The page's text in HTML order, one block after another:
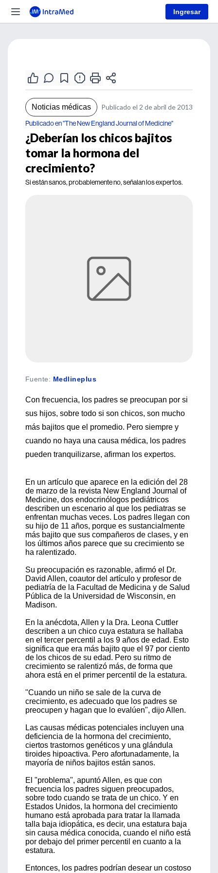
Ingresar
Noticias médicas Publicado el 2 de abril de 2013
Publicado en "The New England Journal of Medicine"
¿Deberían los chicos bajitos
tomar la hormona del
crecimiento?
Si están sanos, probablemente no, señalan los expertos.
Fuente: Medlineplus
Con frecuencia, los padres se preocupan por si
sus hijos, sobre todo si son chicos, son mucho
más bajitos que el promedio. Pero siempre y
cuando no haya una causa médica, los padres
pueden tranquilizarse, afirman los expertos.
En un artículo que aparece en la edición del 28
de marzo de la revista New England Journal of
Medicine, dos endocrinólogos pediátricos
describen un escenario al que los pediatras se
enfrentan muchas veces. Los padres llegan con
su hijo de 11 años, porque es sustancialmente
más bajito que sus compañeros de clases, y en
los últimos años parece que su crecimiento se
ha ralentizado.
Su preocupación es razonable, afirmó el Dr.
David Allen, coautor del artículo y profesor de
pediatría de la Facultad de Medicina y de Salud
Pública de la Universidad de Wisconsin, en
Madison.
En la anécdota, Allen y la Dra. Leona Cuttler
describen a un chico cuya estatura se hallaba
en el tercer percentil a los 9 años de edad. Esto
significa que era más bajito que el 97 por ciento
de los chicos de su edad. Pero su ritmo de
crecimiento se ralentizó más, de forma que
ahora está en el primer percentil de la estatura.
"Cuando un niño se sale de la curva de
crecimiento, es adecuado que los padres se
preocupen y hagan que lo evalúen", dijo Allen.
Las causas médicas potenciales incluyen una
deficiencia de la hormona del crecimiento,
ciertos trastornos genéticos y una glándula
tiroides hipoactiva. Pero afortunadamente, la
mayoría de niños bajitos están sanos.
El "problema", apuntó Allen, es que con
frecuencia los padres siguen preocupados,
sobre todo cuando se trata de un chico. Y en
Estados Unidos, la hormona del crecimiento
humano está aprobada para tratar la llamada
talla baja idiopática, es decir, una estatura baja
sin causa médica conocida, cuando el niño está
por debajo del primer percentil en cuanto a la
estatura.
Entonces, los padres podrían desear un costoso